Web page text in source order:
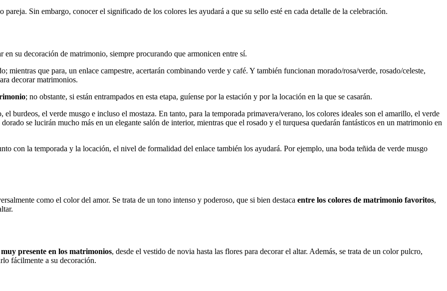
Sin embargo, conocer el significado de los colores les ayudará a que su sello esté en cada detalle de la celebración.
en su decoración de matrimonio, siempre procurando que armonicen entre sí.
que para, un enlace campestre, acertarán combinando verde y café. Y también funcionan morado/rosa/verde, rosado/celeste,
decorar matrimonios.
; no obstante, si están entrampados en esta etapa, guíense por la estación y por la locación en la que se casarán.
burdeos, el verde musgo e incluso el mostaza. En tanto, para la temporada primavera/verano, los colores ideales son el amarillo, el verde
se lucirán mucho más en un elegante salón de interior, mientras que el rosado y el turquesa quedarán fantásticos en un matrimonio en
con la temporada y la locación, el nivel de formalidad del enlace también los ayudará. Por ejemplo, una boda teñida de verde musgo
como el color del amor. Se trata de un tono intenso y poderoso, que si bien destaca entre los colores de matrimonio favoritos,
presente en los matrimonios, desde el vestido de novia hasta las flores para decorar el altar. Además, se trata de un color pulcro,
fácilmente a su decoración.